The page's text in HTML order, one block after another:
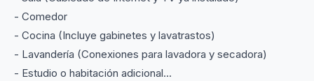
- Comedor
- Cocina (Incluye gabinetes y lavatrastos)
- Lavandería (Conexiones para lavadora y secadora)
- Estudio o habitación adicional...